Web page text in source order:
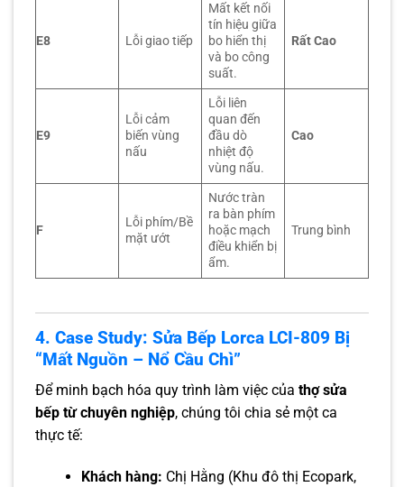
E8 Lỗi giao tiếp
Mất kết nối
tín hiệu giữa
bo hiển thị
và bo công
suất.
Rất Cao
E9
Lỗi cảm
biến vùng
nấu
Lỗi liên
quan đến
đầu dò
nhiệt độ
vùng nấu.
Cao
F
Lỗi phím/Bề
mặt ướt
Nước tràn
ra bàn phím
hoặc mạch
điều khiển bị
ẩm.
Trung bình
4. Case Study: Sửa Bếp Lorca LCI-809 Bị
“Mất Nguồn – Nổ Cầu Chì”
Để minh bạch hóa quy trình làm việc của thợ sửa
bếp từ chuyên nghiệp, chúng tôi chia sẻ một ca
thực tế:
Khách hàng: Chị Hằng (Khu đô thị Ecopark,